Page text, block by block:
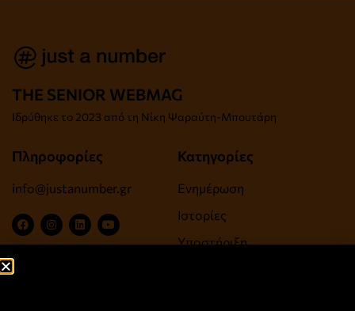
THE SENIOR WEBMAG
Iδρύθηκε το 2023 από τη Νίκη Ψαραύτη-Μπουτάρη
Πληροφορίες
info@justanumber.gr
Κατηγορίες
Ενημέρωση
Ιστορίες
Υποστήριξη